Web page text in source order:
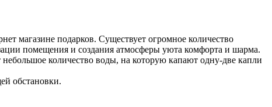
магазине подарков. Существует огромное количество
помещения и создания атмосферы уюта комфорта и шарма.
количество воды, на которую капают одну-две капли
обстановки.